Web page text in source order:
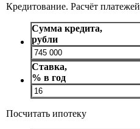
Кредитование. Расчёт платежей
Сумма кредита,
рубли
Ставка,
% в год
Посчитать ипотеку